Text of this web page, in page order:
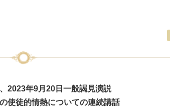
2023年9月20日一般謁見演説
使徒的情熱についての連続講話